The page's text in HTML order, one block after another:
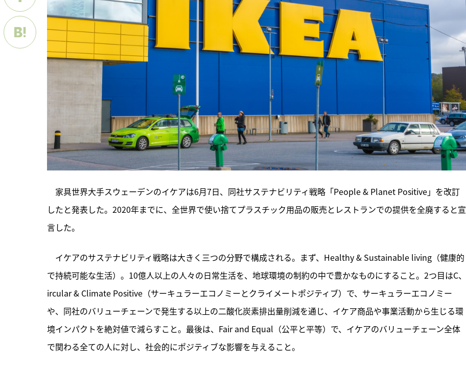
家具世界大手スウェーデンのイケアは6月7日、同社サステナビリティ戦略「People & Planet Positive」を改訂
したと発表した。2020年までに、全世界で使い捨てプラスチック用品の販売とレストランでの提供を全廃すると宣
言した。
イケアのサステナビリティ戦略は大きく三つの分野で構成される。まず、Healthy & Sustainable living（健康的
で持続可能な生活）。10億人以上の人々の日常生活を、地球環境の制約の中で豊かなものにすること。2つ目はC、
ircular & Climate Positive（サーキュラーエコノミーとクライメートポジティブ）で、サーキュラーエコノミー
や、同社のバリューチェーンで発生する以上の二酸化炭素排出量削減を通じ、イケア商品や事業活動から生じる環
境インパクトを絶対値で減らすこと。最後は、Fair and Equal（公平と平等）で、イケアのバリューチェーン全体
で関わる全ての人に対し、社会的にポジティブな影響を与えること。